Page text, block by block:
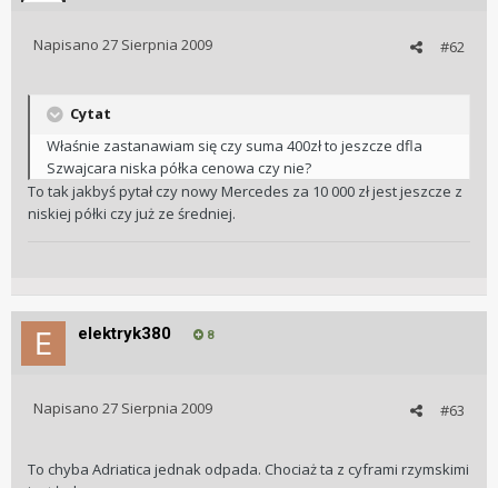
#62
Napisano 27 Sierpnia 2009
Cytat
Właśnie zastanawiam się czy suma 400zł to jeszcze dfla
Szwajcara niska półka cenowa czy nie?
To tak jakbyś pytał czy nowy Mercedes za 10 000 zł jest jeszcze z
niskiej półki czy już ze średniej.
elektryk380 8
#63
Napisano 27 Sierpnia 2009
To chyba Adriatica jednak odpada. Chociaż ta z cyframi rzymskimi